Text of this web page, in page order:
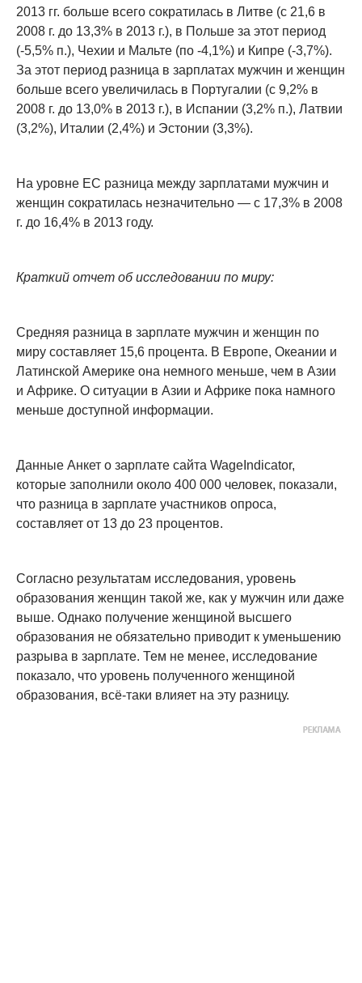
2013 гг. больше всего сократилась в Литве (с 21,6 в
2008 г. до 13,3% в 2013 г.), в Польше за этот период
(-5,5% п.), Чехии и Мальте (по -4,1%) и Кипре (-3,7%).
За этот период разница в зарплатах мужчин и женщин
больше всего увеличилась в Португалии (с 9,2% в
2008 г. до 13,0% в 2013 г.), в Испании (3,2% п.), Латвии
(3,2%), Италии (2,4%) и Эстонии (3,3%).
На уровне ЕС разница между зарплатами мужчин и
женщин сократилась незначительно — с 17,3% в 2008
г. до 16,4% в 2013 году.
Краткий отчет об исследовании по миру:
Средняя разница в зарплате мужчин и женщин по
миру составляет 15,6 процента. В Европе, Океании и
Латинской Америке она немного меньше, чем в Азии
и Африке. О ситуации в Азии и Африке пока намного
меньше доступной информации.
Данные Анкет о зарплате сайта WageIndicator,
которые заполнили около 400 000 человек, показали,
что разница в зарплате участников опроса,
составляет от 13 до 23 процентов.
Согласно результатам исследования, уровень
образования женщин такой же, как у мужчин или даже
выше. Однако получение женщиной высшего
образования не обязательно приводит к уменьшению
разрыва в зарплате. Тем не менее, исследование
показало, что уровень полученного женщиной
образования, всё-таки влияет на эту разницу.